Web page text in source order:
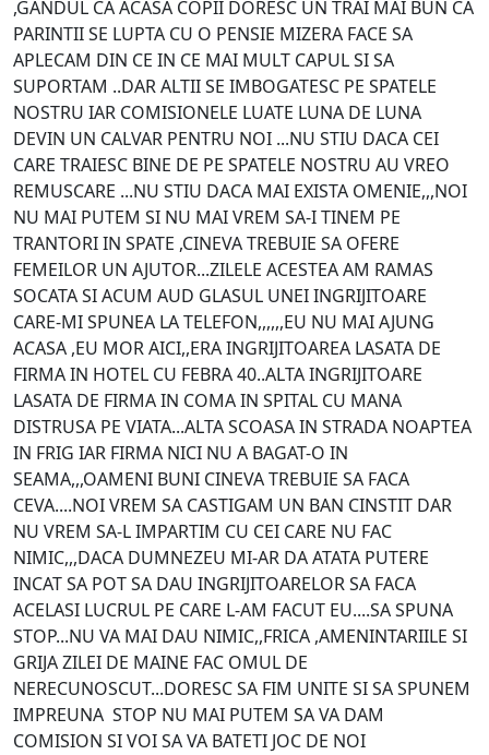
,GANDUL CA ACASA COPII DORESC UN TRAI MAI BUN CA
PARINTII SE LUPTA CU O PENSIE MIZERA FACE SA
APLECAM DIN CE IN CE MAI MULT CAPUL SI SA
SUPORTAM ..DAR ALTII SE IMBOGATESC PE SPATELE
NOSTRU IAR COMISIONELE LUATE LUNA DE LUNA
DEVIN UN CALVAR PENTRU NOI ...NU STIU DACA CEI
CARE TRAIESC BINE DE PE SPATELE NOSTRU AU VREO
REMUSCARE ...NU STIU DACA MAI EXISTA OMENIE,,,NOI
NU MAI PUTEM SI NU MAI VREM SA-I TINEM PE
TRANTORI IN SPATE ,CINEVA TREBUIE SA OFERE
FEMEILOR UN AJUTOR...ZILELE ACESTEA AM RAMAS
SOCATA SI ACUM AUD GLASUL UNEI INGRIJITOARE
CARE-MI SPUNEA LA TELEFON,,,,,,EU NU MAI AJUNG
ACASA ,EU MOR AICI,,ERA INGRIJITOAREA LASATA DE
FIRMA IN HOTEL CU FEBRA 40..ALTA INGRIJITOARE
LASATA DE FIRMA IN COMA IN SPITAL CU MANA
DISTRUSA PE VIATA...ALTA SCOASA IN STRADA NOAPTEA
IN FRIG IAR FIRMA NICI NU A BAGAT-O IN
SEAMA,,,OAMENI BUNI CINEVA TREBUIE SA FACA
CEVA....NOI VREM SA CASTIGAM UN BAN CINSTIT DAR
NU VREM SA-L IMPARTIM CU CEI CARE NU FAC
NIMIC,,,DACA DUMNEZEU MI-AR DA ATATA PUTERE
INCAT SA POT SA DAU INGRIJITOARELOR SA FACA
ACELASI LUCRUL PE CARE L-AM FACUT EU....SA SPUNA
STOP...NU VA MAI DAU NIMIC,,FRICA ,AMENINTARIILE SI
GRIJA ZILEI DE MAINE FAC OMUL DE
NERECUNOSCUT...DORESC SA FIM UNITE SI SA SPUNEM
IMPREUNA STOP NU MAI PUTEM SA VA DAM
COMISION SI VOI SA VA BATETI JOC DE NOI